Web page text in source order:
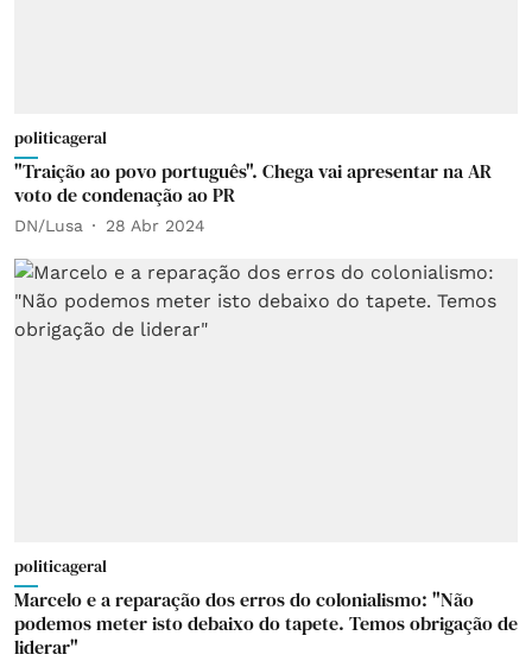
politicageral
"Traição ao povo português". Chega vai apresentar na AR
voto de condenação ao PR
DN/Lusa 28 Abr 2024
politicageral
Marcelo e a reparação dos erros do colonialismo: "Não
podemos meter isto debaixo do tapete. Temos obrigação de
liderar"